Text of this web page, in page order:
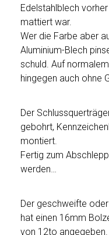
Edelstahlblech
mattiert war.
Wer die Farbe aber
Aluminium-Blech
schuld. Auf
hingegen auch ohne
Der
gebohrt,
montiert.
Fertig zum
werden…
Der geschweifte
hat einen 16mm
von 12to